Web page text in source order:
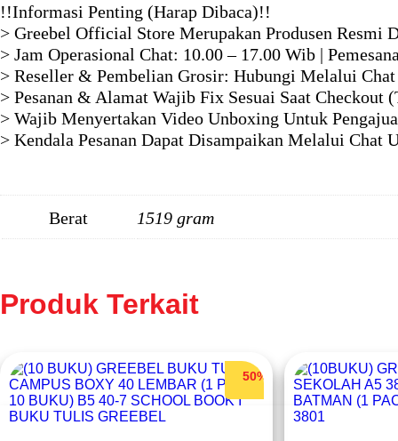
!!Informasi Penting (Harap Dibaca)!!
> Greebel Official Store Merupakan Produsen Resmi
> Jam Operasional Chat: 10.00 – 17.00 Wib |
> Reseller & Pembelian Grosir: Hubungi Melalui
> Pesanan & Alamat Wajib Fix Sesuai Saat Checkout
> Wajib Menyertakan Video Unboxing Untuk
> Kendala Pesanan Dapat Disampaikan Melalui Chat
Berat 1519 gram
Produk Terkait
50%